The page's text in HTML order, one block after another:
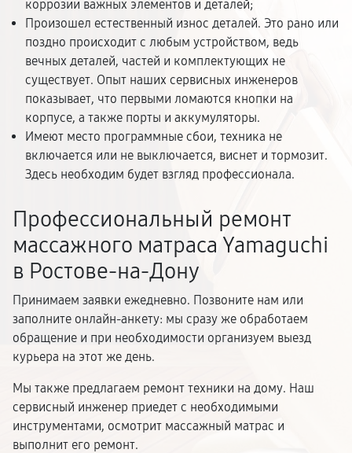
коррозии важных элементов и деталей;
Произошел естественный износ деталей. Это рано или
поздно происходит с любым устройством, ведь
вечных деталей, частей и комплектующих не
существует. Опыт наших сервисных инженеров
показывает, что первыми ломаются кнопки на
корпусе, а также порты и аккумуляторы.
Имеют место программные сбои, техника не
включается или не выключается, виснет и тормозит.
Здесь необходим будет взгляд профессионала.
Профессиональный ремонт
массажного матраса Yamaguchi
в Ростове-на-Дону
Принимаем заявки ежедневно. Позвоните нам или
заполните онлайн-анкету: мы сразу же обработаем
обращение и при необходимости организуем выезд
курьера на этот же день.
Мы также предлагаем ремонт техники на дому. Наш
сервисный инженер приедет с необходимыми
инструментами, осмотрит массажный матрас и
выполнит его ремонт.